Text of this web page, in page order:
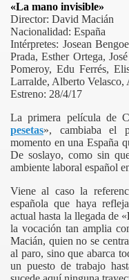
«La mano invisible»
Director: David Macián
Nacionalidad: España
Intérpretes: Josean
Prada, Esther Ortega,
Pomeroy, Edu Ferrés,
Larralde, Alberto Velasco,
Estreno: 28/4/17
La primera película de
pesetas», cambiaba el
momento en una España
De soslayo, como sin
ambiente laboral español
Viene al caso la
española que haya
actual hasta la llegada de «
la vocación tan amplia
Macián, quien no se
al paro, sino que abarca
un puesto de trabajo